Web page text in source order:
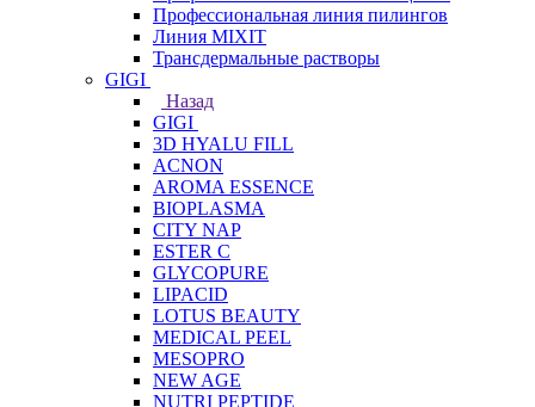
Профессиональная линия пилингов
Линия MIXIT
Трансдермальные растворы
GIGI
Назад
GIGI
3D HYALU FILL
ACNON
AROMA ESSENCE
BIOPLASMA
CITY NAP
ESTER C
GLYCOPURE
LIPACID
LOTUS BEAUTY
MEDICAL PEEL
MESOPRO
NEW AGE
NUTRI PEPTIDE